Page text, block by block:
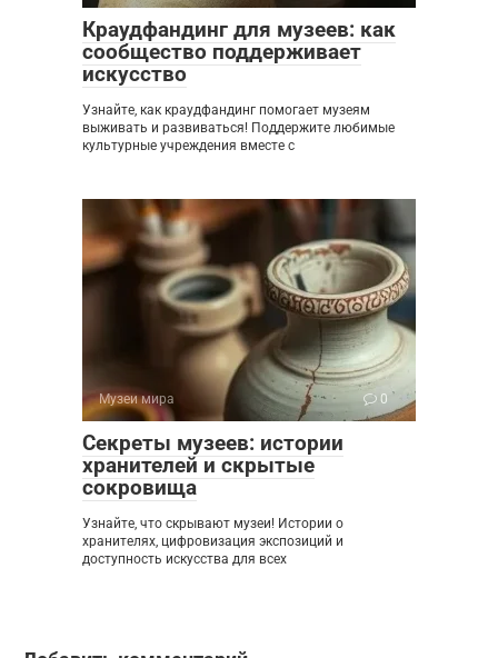
Краудфандинг для музеев: как
сообщество поддерживает
искусство
Узнайте, как краудфандинг помогает музеям
выживать и развиваться! Поддержите любимые
культурные учреждения вместе с
Музеи мира 0
Секреты музеев: истории
хранителей и скрытые
сокровища
Узнайте, что скрывают музеи! Истории о
хранителях, цифровизация экспозиций и
доступность искусства для всех